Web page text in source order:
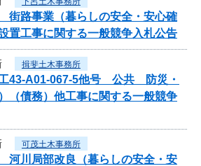
街路事業（暮らしの安全・安心確
置工事に関する一般競争入札公告
揖斐土木事務所
工43-A01-067-5他号 公共 防災・
（債務）他工事に関する一般競争
可茂土木事務所
河川局部改良（暮らしの安全・安